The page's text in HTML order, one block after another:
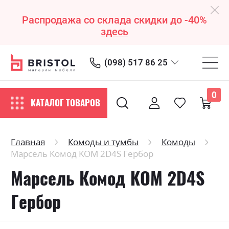
Распродажа со склада скидки до -40%
здесь
(098) 517 86 25
КАТАЛОГ ТОВАРОВ
0
Главная Комоды и тумбы
Комоды
Марсель Комод KOM 2D4S Гербор
Марсель Комод KOM 2D4S
Гербор